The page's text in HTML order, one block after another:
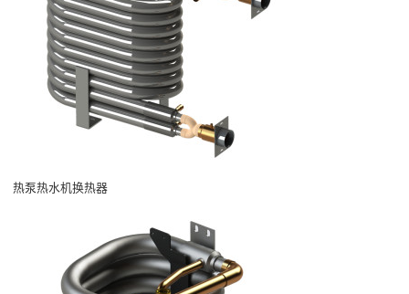
热泵热水机换热器